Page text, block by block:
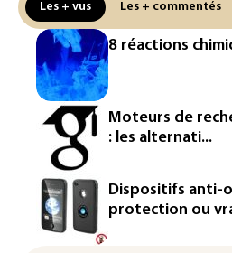
Véhicules de livraison
France ouvre la voie à
homologation
Iris³: Eutelsat investira
d'euros dans la future
européenne
Le magazine VSD
l'entrepreneur Vianney
La production française
Les + vus Les + commentés
8 réactions
Moteurs de
: les alternati...
Dispositifs anti-
protection ou